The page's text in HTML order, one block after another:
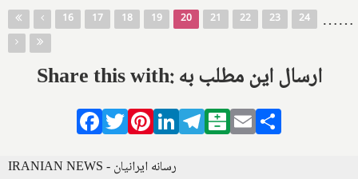
Pages …
16 17 18 19 20 21 22 23 24 …
Share this with: ارسال این مطلب به
Facebook
TwitterPinterestLinkedIn
Telegram
Balatarin
Email
IRANIAN NEWS - رسانه ایرانیان